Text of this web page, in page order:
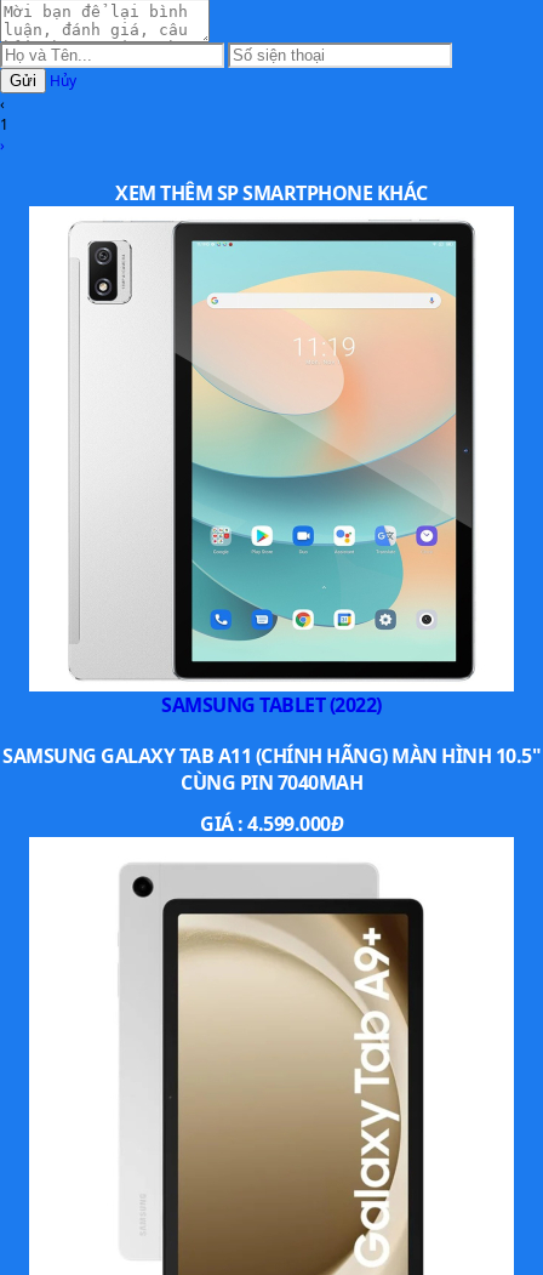
Thao tác chuyên nghiệp cùng bút S-Pen
Hãy thoải mái tận hưởng không gian hiển thị rộng rãi của
nhiều cho bạn trong quá trình ghi chú, viết vẽ, dịch thuật,
hoặc cần ra lệnh cho chiếc tablet từ xa để thực hiện nhiều
Hệ thống bốn loa ngoài Dolby Atmos
Ngoài khả năng tái tạo hình ảnh xuất sắc trên màn hình 11
inch, Samsung Galaxy Tab S8 cũng thể hiện năng lực giải
trí xuất sắc thông qua hệ thống loa ngoài Quad Speakers
đặt ở các góc máy, được tinh chỉnh và xây dựng dựa trên
công nghệ Dolby Atmos. Nhờ vậy, mỗi thước phim, mỗi nội
dung bạn theo dõi đều sẽ được diễn đạt theo cách ấn
tượng, trọn vẹn thông qua Galaxy Tab S8.
Chụp ảnh và quay video chất lượng cao
Cầm Samsung Galaxy Tab S8 trên tay, bạn sẽ thoải mái
quay video và chụp ảnh với chất lượng cực kỳ sắc nét.
Những thước phim 4K thực hiện từ bộ đôi camera sau
13MP + 6MP thể hiện độ chi tiết cao, rõ nét và ghi nhận độ
sáng ấn tượng. Ở mặt trước, sản phẩm đánh dấu bước cải
tiến so với thế hệ cũ khi được trang bị camera selfie 12MP
Thời lượng pin xuất sắc, sạc tốc độ cao
Bạn sẽ có được trải nghiệm pin thực sự ấn tượng trên
máy tính bảngnày được tích hợp
viên pin lớn 8.000 mAh – cho thời lượng trải nghiệm có thể
kéo dài tới nhiều ngày, đáp ứng mọi nhu cầu sử dụng của
bạn. Ngoài ra, Samsung đã đẩy công suất sạc tối đa của
thiết bị lên ngưỡng 45W, hỗ trợ bạn tái tạo năng lượng
nhanh chóng chỉ trong thời gian ngắn nếu dùng bộ sạc
Thiết kế cao cấp, chất liệu kim loại
Gửi
Hủy
‹
1
›
XEM THÊM SP SMARTPHONE KHÁC
SAMSUNG TABLET (2022)
SAMSUNG GALAXY TAB A11 (CHÍNH HÃNG) MÀN HÌNH 10.5"
CÙNG PIN 7040MAH
GIÁ :4.599.000Đ